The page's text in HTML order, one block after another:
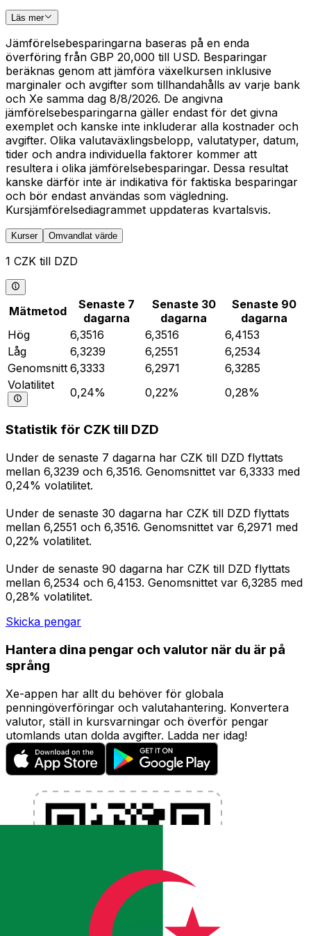
Läs mer
Jämförelsebesparingarna baseras på en enda
överföring från GBP 20,000 till USD. Besparingar
beräknas genom att jämföra växelkursen inklusive
marginaler och avgifter som tillhandahålls av varje bank
och Xe samma dag 8/8/2026. De angivna
jämförelsebesparingarna gäller endast för det givna
exemplet och kanske inte inkluderar alla kostnader och
avgifter. Olika valutaväxlingsbelopp, valutatyper, datum,
tider och andra individuella faktorer kommer att
resultera i olika jämförelsebesparingar. Dessa resultat
kanske därför inte är indikativa för faktiska besparingar
och bör endast användas som vägledning.
Kursjämförelsediagrammet uppdateras kvartalsvis.
Kurser Omvandlat värde
1 CZK till DZD
Mätmetod
Senaste 7
dagarna
Senaste 30
dagarna
Senaste 90
dagarna
Hög
6,3516 6,3516
6,4153
Låg
6,3239 6,2551
6,2534
Genomsnitt 6,3333 6,2971
6,3285
Volatilitet
0,24% 0,22% 0,28%
Statistik för CZK till DZD
Under de senaste 7 dagarna har CZK till DZD flyttats
mellan 6,3239 och 6,3516. Genomsnittet var 6,3333 med
0,24% volatilitet.
Under de senaste 30 dagarna har CZK till DZD flyttats
mellan 6,2551 och 6,3516. Genomsnittet var 6,2971 med
0,22% volatilitet.
Under de senaste 90 dagarna har CZK till DZD flyttats
mellan 6,2534 och 6,4153. Genomsnittet var 6,3285 med
0,28% volatilitet.
Skicka pengar
Hantera dina pengar och valutor när du är på
språng
Xe-appen har allt du behöver för globala
penningöverföringar och valutahantering. Konvertera
valutor, ställ in kursvarningar och överför pengar
utomlands utan dolda avgifter. Ladda ner idag!